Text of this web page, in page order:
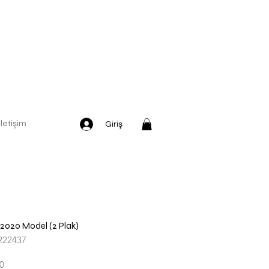
İletişim Giriş
Model (2 Plak)
İndirimli